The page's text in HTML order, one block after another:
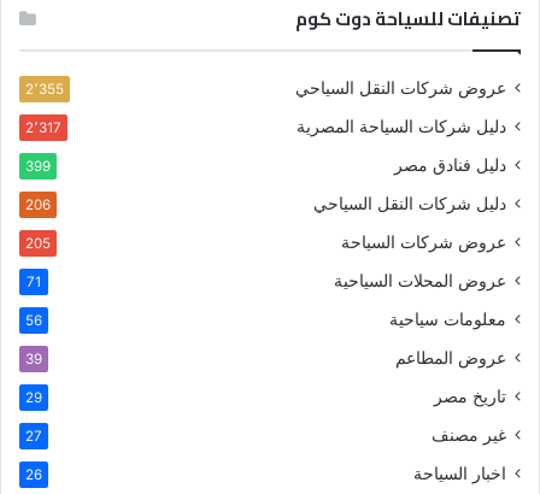
تصنيفات للسياحة دوت كوم
عروض شركات النقل السياحي 2٬355
دليل شركات السياحة المصرية 2٬317
دليل فنادق مصر 399
دليل شركات النقل السياحي 206
عروض شركات السياحة 205
عروض المحلات السياحية 71
معلومات سياحية 56
عروض المطاعم 39
تاريخ مصر 29
غير مصنف 27
اخبار السياحة 26